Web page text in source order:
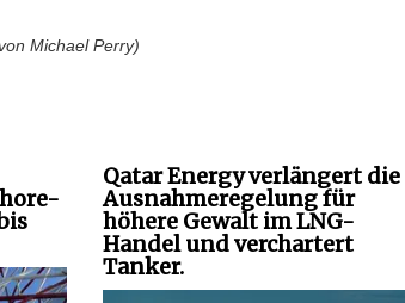
Michael Perry)
Qatar Energy verlängert die
Ausnahmeregelung für
höhere Gewalt im LNG-
Handel und verchartert
Tanker.